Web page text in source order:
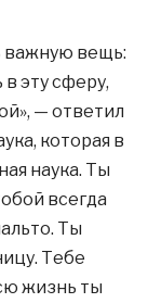
важную вещь:
эту сферу,
— ответил
которая в
наука. Ты
всегда
Ты
Тебе
жизнь ты